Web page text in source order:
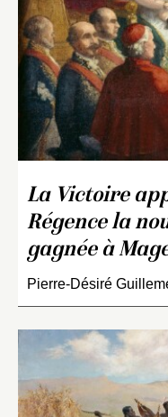
La Victoire
Régence la
gagnée à
Pierre-Désiré